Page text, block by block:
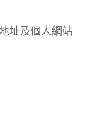
址及個人網站